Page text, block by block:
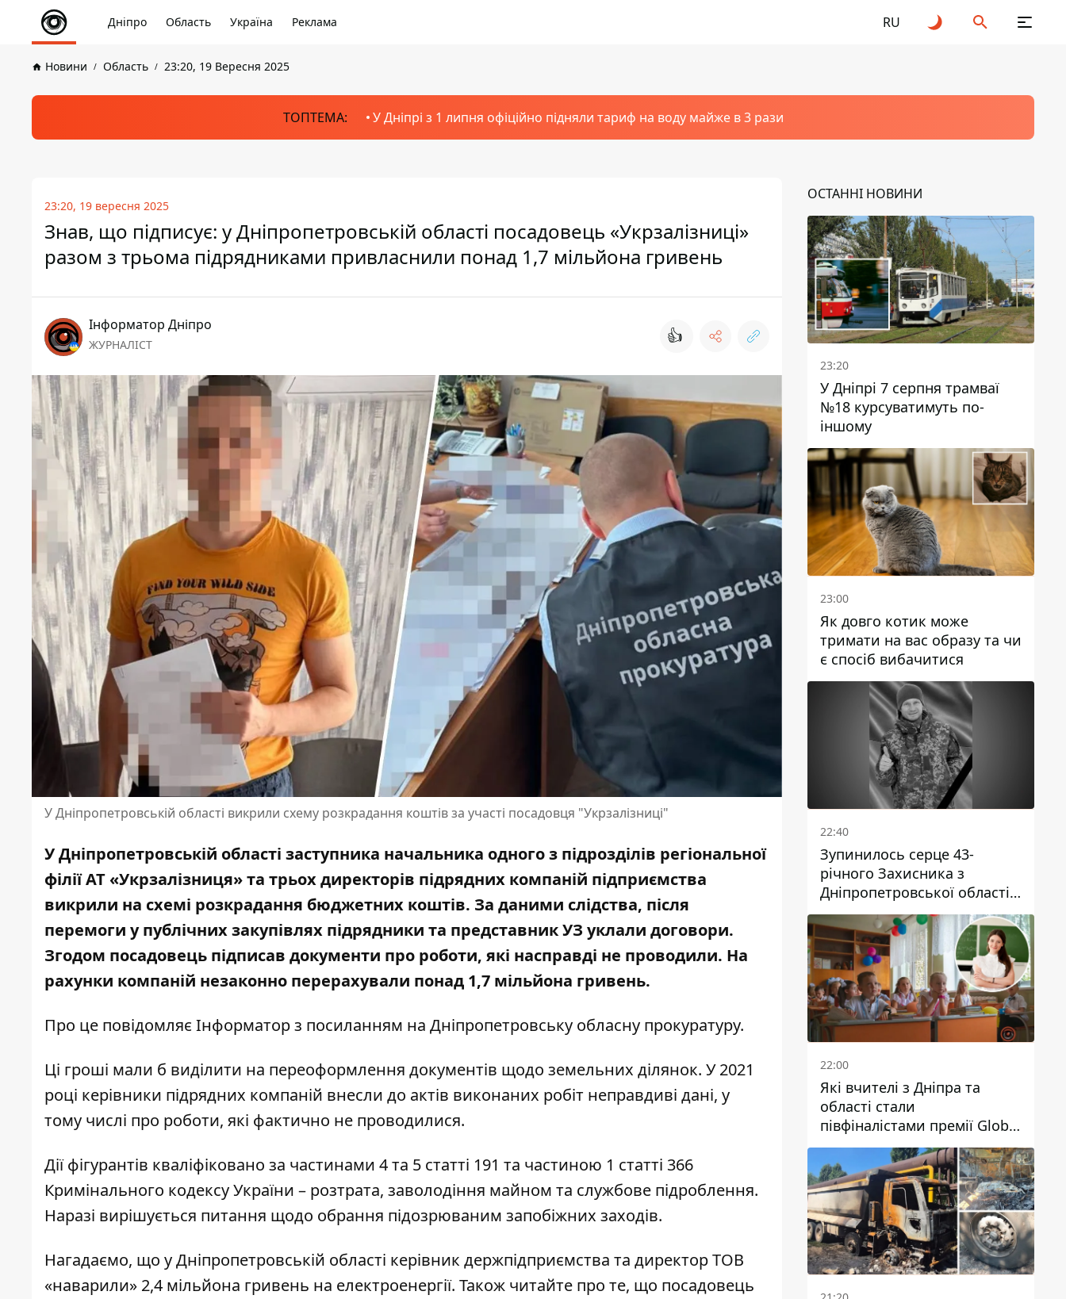
Дніпро Область Україна Реклама RU
Новини Область 23:20, 19 Вересня 2025
ТОПТЕМА: У Дніпрі з 1 липня офіційно підняли тариф на воду майже в 3 рази
23:20, 19 вересня 2025
Знав, що підписує: у Дніпропетровській області посадовець «Укрзалізниці»
разом з трьома підрядниками привласнили понад 1,7 мільйона гривень
Інформатор Дніпро
ЖУРНАЛІСТ 👍
У Дніпропетровській області викрили схему розкрадання коштів за участі посадовця "Укрзалізниці"
У Дніпропетровській області заступника начальника одного з підрозділів регіональної
філії АТ «Укрзалізниця» та трьох директорів підрядних компаній підприємства
викрили на схемі розкрадання бюджетних коштів. За даними слідства, після
перемоги у публічних закупівлях підрядники та представник УЗ уклали договори.
Згодом посадовець підписав документи про роботи, які насправді не проводили. На
рахунки компаній незаконно перерахували понад 1,7 мільйона гривень.
Про це повідомляє Інформатор з посиланням на Дніпропетровську обласну прокуратуру.
Ці гроші мали б виділити на переоформлення документів щодо земельних ділянок. У 2021
році керівники підрядних компаній внесли до актів виконаних робіт неправдиві дані, у
тому числі про роботи, які фактично не проводилися.
Дії фігурантів кваліфіковано за частинами 4 та 5 статті 191 та частиною 1 статті 366
Кримінального кодексу України – розтрата, заволодіння майном та службове підроблення.
Наразі вирішується питання щодо обрання підозрюваним запобіжних заходів.
Нагадаємо, що у Дніпропетровській області керівник держпідприємства та директор ТОВ
«наварили» 2,4 мільйона гривень на електроенергії. Також читайте про те, що посадовець
ОСТАННІ НОВИНИ
23:20
У Дніпрі 7 серпня трамваї
№18 курсуватимуть по-
іншому
23:00
Як довго котик може
тримати на вас образу та чи
є спосіб вибачитися
22:40
Зупинилось серце 43-
річного Захисника з
Дніпропетровської області
Євгена Зінченка
22:00
Які вчителі з Дніпра та
області стали
півфіналістами премії Global
Teacher Prize Ukraine 2026